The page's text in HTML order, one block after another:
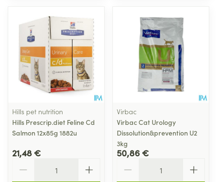
Hills pet nutrition
Hills Prescrip.diet Feline Cd
Salmon 12x85g 1882u
21,48 €
Virbac
Virbac Cat Urology
Dissolution&prevention U2
3kg
50,86 €